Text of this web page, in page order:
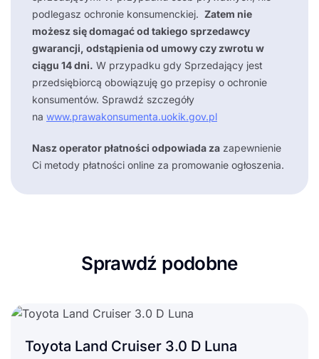
podlegasz ochronie konsumenckiej. Zatem nie
możesz się domagać od takiego sprzedawcy
gwarancji, odstąpienia od umowy czy zwrotu w
ciągu 14 dni. W przypadku gdy Sprzedający jest
przedsiębiorcą obowiązuję go przepisy o ochronie
konsumentów. Sprawdź szczegóły
na www.prawakonsumenta.uokik.gov.pl
Nasz operator płatności odpowiada za zapewnienie
Ci metody płatności online za promowanie ogłoszenia.
Sprawdź podobne
Toyota Land Cruiser 3.0 D Luna